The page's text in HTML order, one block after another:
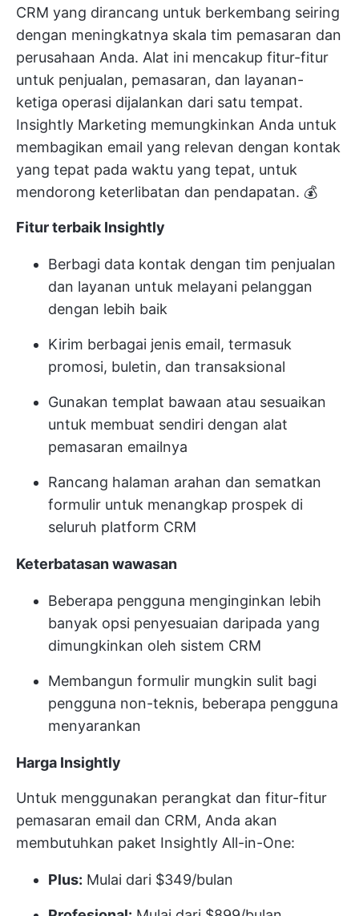
CRM yang dirancang untuk berkembang seiring
dengan meningkatnya skala tim pemasaran dan
perusahaan Anda. Alat ini mencakup fitur-fitur
untuk penjualan, pemasaran, dan layanan-
ketiga operasi dijalankan dari satu tempat.
Insightly Marketing memungkinkan Anda untuk
membagikan email yang relevan dengan kontak
yang tepat pada waktu yang tepat, untuk
mendorong keterlibatan dan pendapatan. 💰
Fitur terbaik Insightly
Berbagi data kontak dengan tim penjualan
dan layanan untuk melayani pelanggan
dengan lebih baik
Kirim berbagai jenis email, termasuk
promosi, buletin, dan transaksional
Gunakan templat bawaan atau sesuaikan
untuk membuat sendiri dengan alat
pemasaran emailnya
Rancang halaman arahan dan sematkan
formulir untuk menangkap prospek di
seluruh platform CRM
Keterbatasan wawasan
Beberapa pengguna menginginkan lebih
banyak opsi penyesuaian daripada yang
dimungkinkan oleh sistem CRM
Membangun formulir mungkin sulit bagi
pengguna non-teknis, beberapa pengguna
menyarankan
Harga Insightly
Untuk menggunakan perangkat dan fitur-fitur
pemasaran email dan CRM, Anda akan
membutuhkan paket Insightly All-in-One:
Plus: Mulai dari $349/bulan